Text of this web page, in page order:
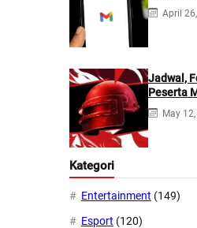
April
Jadwal,
Peserta
2026
May
Kategori
Entertainment (149)
Esport (120)